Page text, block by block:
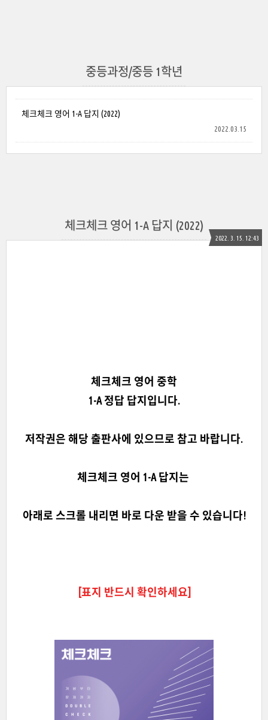
중등과정/중등 1학년
체크체크 영어 1-A 답지 (2022)
2022.03.15
체크체크 영어 1-A 답지 (2022)
2022. 3. 15. 12:43
체크체크 영어 중학
1-A 정답 답지입니다.
저작권은 해당 출판사에 있으므로 참고 바랍니다.
체크체크 영어 1-A 답지는
아래로 스크롤 내리면 바로 다운 받을 수 있습니다!
[표지 반드시 확인하세요]